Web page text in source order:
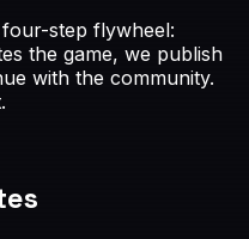
step flywheel:
the game, we publish
with the community.